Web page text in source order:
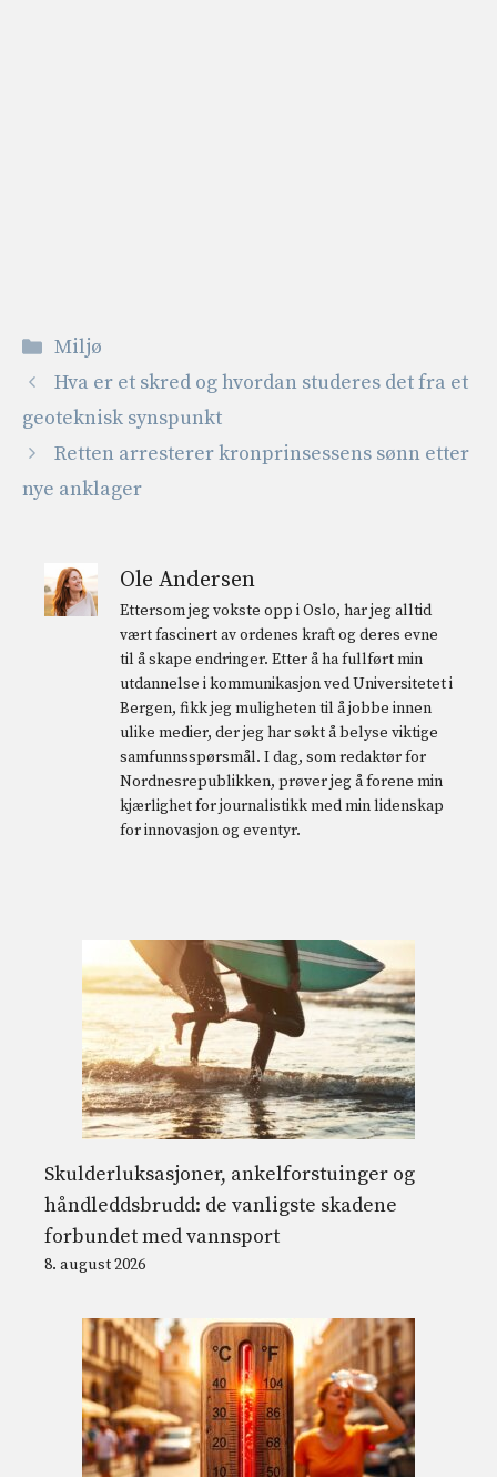
Kategorier
Miljø
Hva er et skred og hvordan studeres det fra et
geoteknisk synspunkt
Retten arresterer kronprinsessens sønn etter
nye anklager
Ole Andersen
Ettersom jeg vokste opp i Oslo, har jeg alltid
vært fascinert av ordenes kraft og deres evne
til å skape endringer. Etter å ha fullført min
utdannelse i kommunikasjon ved Universitetet i
Bergen, fikk jeg muligheten til å jobbe innen
ulike medier, der jeg har søkt å belyse viktige
samfunnsspørsmål. I dag, som redaktør for
Nordnesrepublikken, prøver jeg å forene min
kjærlighet for journalistikk med min lidenskap
for innovasjon og eventyr.
Skulderluksasjoner, ankelforstuinger og
håndleddsbrudd: de vanligste skadene
forbundet med vannsport
8. august 2026